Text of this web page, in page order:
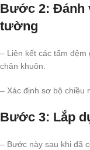
Bước 2: Đánh
tường
– Liên kết các tấm đệm
chân khuôn.
– Xác định sơ bộ chiều
Bước 3: Lắp
– Bước này sau khi đã